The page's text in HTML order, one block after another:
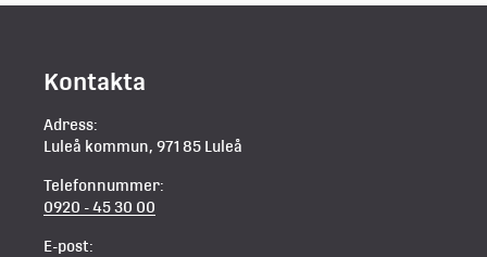
Kontakta
Adress:
Luleå kommun, 971 85 Luleå
Telefonnummer:
0920 - 45 30 00
E-post: